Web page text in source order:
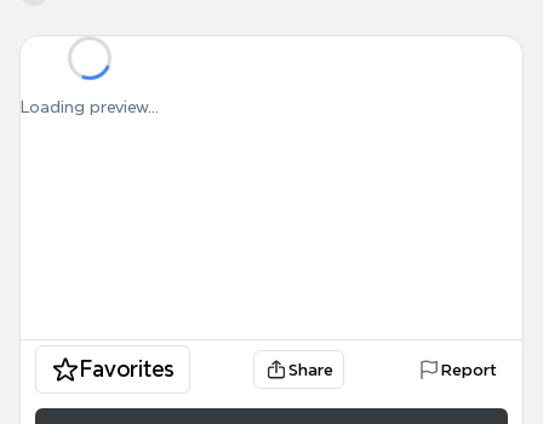
Loading preview...
Favorites Share Report